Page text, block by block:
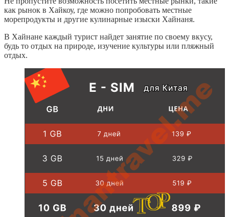
как рынок в Хайкоу, где можно попробовать местные
морепродукты и другие кулинарные изыски Хайнаня.
В Хайнане каждый турист найдет занятие по своему вкусу,
будь то отдых на природе, изучение культуры или пляжный
отдых.